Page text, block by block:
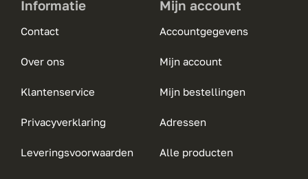
Informatie
Contact
Over ons
Klantenservice
Privacyverklaring
Leveringsvoorwaarden
Mijn account
Accountgegevens
Mijn account
Mijn bestellingen
Adressen
Alle producten